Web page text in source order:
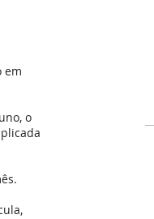
em
o